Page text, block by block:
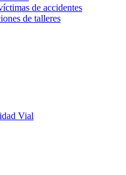
de accidentes
de talleres
Vial